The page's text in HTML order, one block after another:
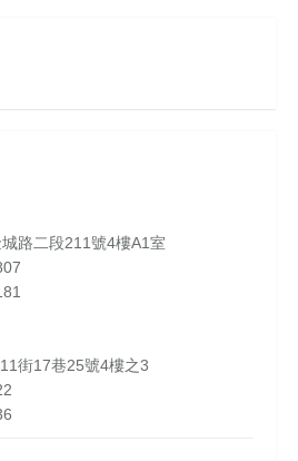
路二段211號4樓A1室
街17巷25號4樓之3